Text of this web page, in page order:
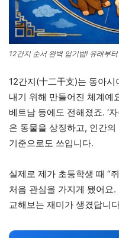
12간지 순서 완벽 암기법! 유래부
12간지(十二干支)는 동아시
내기 위해 만들어진 체계예
베트남 등에도 전해졌죠. ‘
은 동물을 상징하고, 인간
기준으로도 쓰입니다.
실제로 제가 초등학생 때 “
처음 관심을 가지게 됐어요
교해보는 재미가 생겼답니